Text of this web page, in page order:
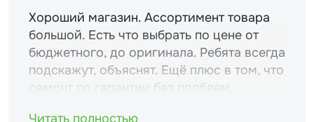
Хороший магазин. Ассортимент товара
большой. Есть что выбрать по цене от
бюджетного, до оригинала. Ребята всегда
подскажут, объяснят. Ещё плюс в том, что
ремонт по гарантии без проблем.
Читать полностью